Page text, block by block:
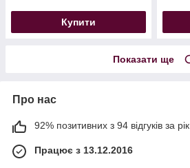
Купити
Показати ще
Про нас
92% позитивних з 94 відгуків за рік
Працює з 13.12.2016